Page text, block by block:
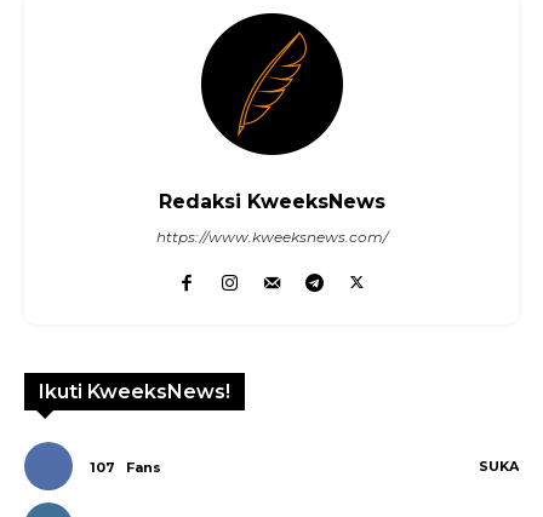
Redaksi KweeksNews
https://www.kweeksnews.com/
Ikuti KweeksNews!
107 Fans SUKA